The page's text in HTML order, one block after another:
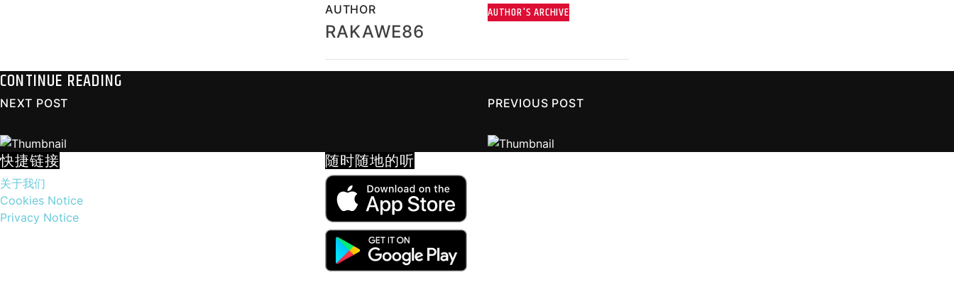
AUTHOR
RAKAWE86
AUTHOR'S ARCHIVE
CONTINUE READING
NEXT POST PREVIOUS POST
快捷链接
关于我们
Cookies Notice
Privacy Notice
随时随地的听